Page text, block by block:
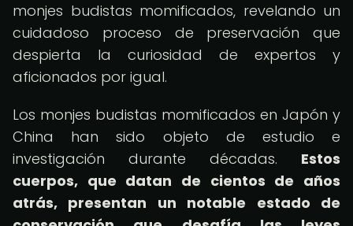
monjes budistas momificados, revelando un
cuidadoso proceso de preservación que
despierta la curiosidad de expertos y
aficionados por igual.
Los monjes budistas momificados en Japón y
China han sido objeto de estudio e
investigación durante décadas. Estos
cuerpos, que datan de cientos de años
atrás, presentan un notable estado de